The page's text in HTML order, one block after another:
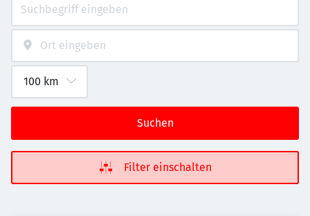
Suchen
Filter einschalten